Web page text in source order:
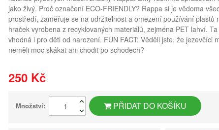
jako živý. Proč označení ECO-FRIENDLY? Rappa si je vědoma
prostředí, zaměřuje se na udržitelnost a omezení používání plastů
hraček vyrobena z recyklovaných materiálů, zejména PET lahví.
vhodná i pro děti od narození. FUN FACT: Věděli jste, že jezevčíci
neměli moc skákat ani chodit po schodech?
250 Kč
Množství: PŘIDAT DO KOŠÍKU